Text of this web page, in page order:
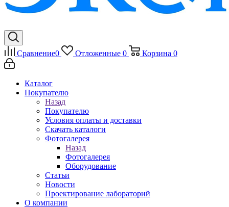
Сравнение0 Отложенные 0 Корзина 0
Каталог
Покупателю
Назад
Покупателю
Условия оплаты и доставки
Скачать каталоги
Фотогалерея
Назад
Фотогалерея
Оборудование
Статьи
Новости
Проектирование лабораторий
О компании